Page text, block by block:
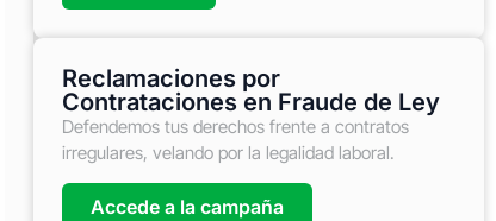
Reclamaciones por
Contrataciones en Fraude de Ley
Defendemos tus derechos frente a contratos
irregulares, velando por la legalidad laboral.
Accede a la campaña